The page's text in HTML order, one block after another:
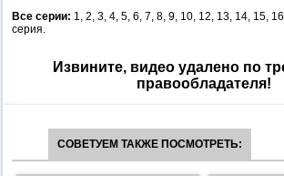
Все серии: 1, 2, 3, 4, 5, 6, 7, 8, 9, 10, 12, 13, 14, 15,
серия.
Извините, видео удалено по
правообладателя!
СОВЕТУЕМ ТАКЖЕ ПОСМОТРЕТЬ: